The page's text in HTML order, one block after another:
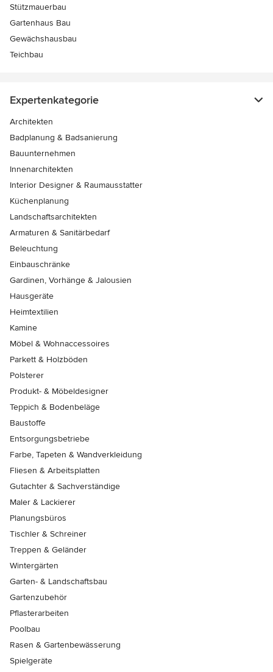
Stützmauerbau
Gartenhaus Bau
Gewächshausbau
Teichbau
Expertenkategorie
Architekten
Badplanung & Badsanierung
Bauunternehmen
Innenarchitekten
Interior Designer & Raumausstatter
Küchenplanung
Landschaftsarchitekten
Armaturen & Sanitärbedarf
Beleuchtung
Einbauschränke
Gardinen, Vorhänge & Jalousien
Hausgeräte
Heimtextilien
Kamine
Möbel & Wohnaccessoires
Parkett & Holzböden
Polsterer
Produkt- & Möbeldesigner
Teppich & Bodenbeläge
Baustoffe
Entsorgungsbetriebe
Farbe, Tapeten & Wandverkleidung
Fliesen & Arbeitsplatten
Gutachter & Sachverständige
Maler & Lackierer
Planungsbüros
Tischler & Schreiner
Treppen & Geländer
Wintergärten
Garten- & Landschaftsbau
Gartenzubehör
Pflasterarbeiten
Poolbau
Rasen & Gartenbewässerung
Spielgeräte